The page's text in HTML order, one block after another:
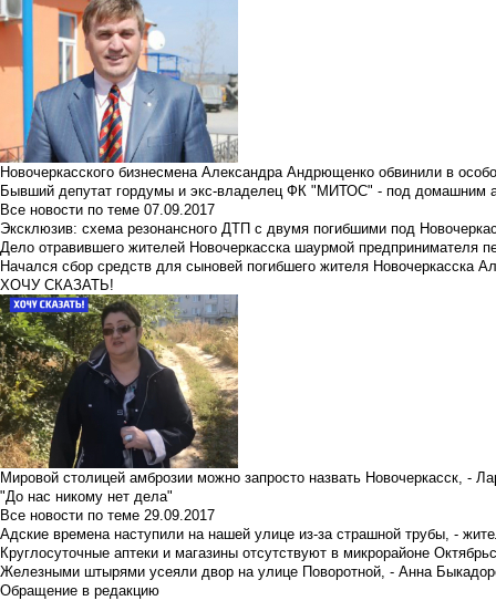
Новочеркасского бизнесмена Александра Андрющенко обвинили в
Бывший депутат гордумы и экс-владелец ФК "МИТОС" - под домашним
Все новости по теме 07.09.2017
Эксклюзив: схема резонансного ДТП с двумя погибшими под
Дело отравившего жителей Новочеркасска шаурмой предпринимателя
Начался сбор средств для сыновей погибшего жителя Новочеркасска
ХОЧУ СКАЗАТЬ!
Мировой столицей амброзии можно запросто назвать Новочеркасск, -
"До нас никому нет дела"
Все новости по теме 29.09.2017
Адские времена наступили на нашей улице из-за страшной трубы, -
Круглосуточные аптеки и магазины отсутствуют в микрорайоне
Железными штырями усеяли двор на улице Поворотной, - Анна
Обращение в редакцию